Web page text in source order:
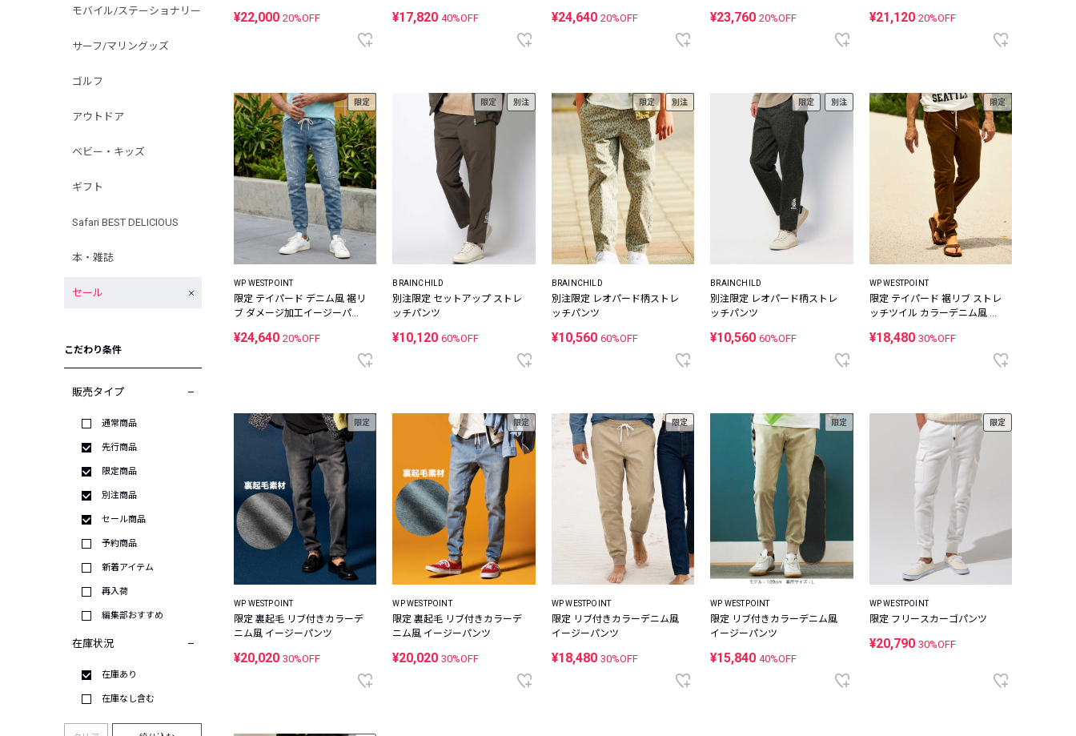
モバイル/ステーショナリー
サーフ/マリングッズ
ゴルフ
アウトドア
ベビー・キッズ
ギフト
Safari BEST DELICIOUS
本・雑誌
セール
こだわり条件
販売タイプ
通常商品
先行商品
限定商品
別注商品
セール商品
予約商品
新着アイテム
再入荷
編集部おすすめ
在庫状況
在庫あり
在庫なし含む
¥22,000 20%OFF ¥17,82040%OFF ¥24,640 20%OFF ¥23,76020%OFF ¥21,120 20%OFF
限定
WP WESTPOINT
限定 テイパード デニム風 裾リ
ブ ダメージ加工イージーパン
¥24,640 20%OFF
限定 別注
BRAINCHILD
別注限定 セットアップ ストレ
ッチパンツ
¥10,12060%OFF
限定 別注
BRAINCHILD
別注限定 レオパード柄ストレ
ッチパンツ
¥10,560 60%OFF
限定 別注
BRAINCHILD
別注限定 レオパード柄ストレ
ッチパンツ
¥10,56060%OFF
限定
WP WESTPOINT
限定 テイパード 裾リブ ストレ
ッチツイル カラーデニム風 イ
¥18,480 30%OFF
限定
WP WESTPOINT
限定 裏起毛 リブ付きカラーデ
ニム風 イージーパンツ
¥20,020 30%OFF
限定
WP WESTPOINT
限定 裏起毛 リブ付きカラーデ
ニム風 イージーパンツ
¥20,02030%OFF
限定
WP WESTPOINT
限定 リブ付きカラーデニム風
イージーパンツ
¥18,480 30%OFF
限定
WP WESTPOINT
限定 リブ付きカラーデニム風
イージーパンツ
¥15,84040%OFF
限定
WP WESTPOINT
限定 フリースカーゴパンツ
¥20,790 30%OFF